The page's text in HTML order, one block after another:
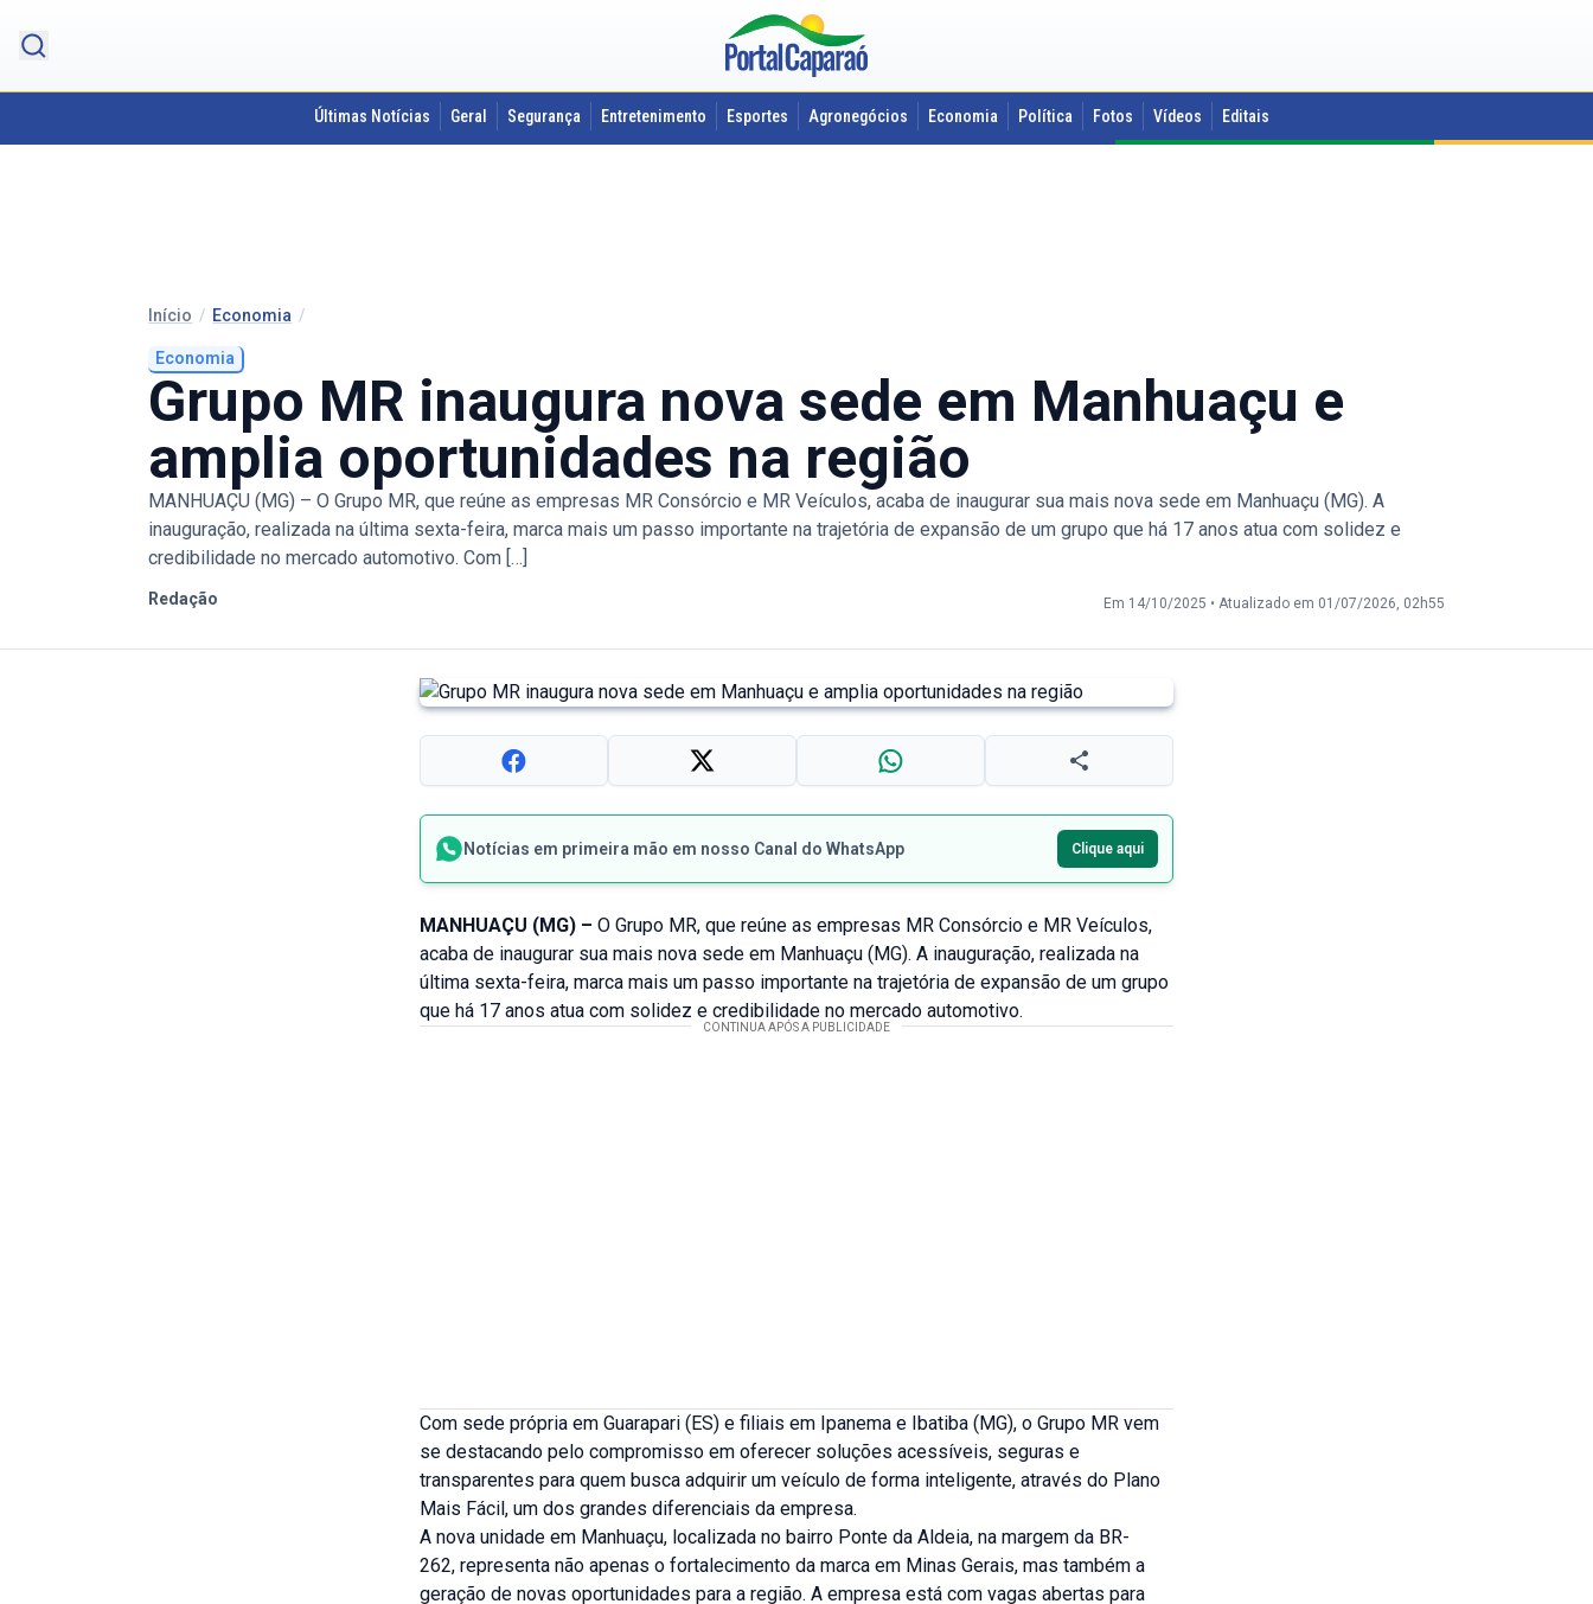
Últimas Notícias Geral Segurança Entretenimento Esportes Agronegócios Economia Política Fotos Vídeos Editais
Início / Economia /
Economia
Grupo MR inaugura nova sede em Manhuaçu e
amplia oportunidades na região
MANHUAÇU (MG) – O Grupo MR, que reúne as empresas MR Consórcio e MR Veículos, acaba de inaugurar sua mais nova sede em Manhuaçu (MG). A
inauguração, realizada na última sexta-feira, marca mais um passo importante na trajetória de expansão de um grupo que há 17 anos atua com solidez e
credibilidade no mercado automotivo. Com […]
Redação Em 14/10/2025 • Atualizado em 01/07/2026, 02h55
Notícias em primeira mão em nosso Canal do WhatsApp Clique aqui
MANHUAÇU (MG) – O Grupo MR, que reúne as empresas MR Consórcio e MR Veículos,
acaba de inaugurar sua mais nova sede em Manhuaçu (MG). A inauguração, realizada na
última sexta-feira, marca mais um passo importante na trajetória de expansão de um grupo
que há 17 anos atua com solidez e credibilidade no mercado automotivo.
Com sede própria em Guarapari (ES) e filiais em Ipanema e Ibatiba (MG), o Grupo MR vem
se destacando pelo compromisso em oferecer soluções acessíveis, seguras e
transparentes para quem busca adquirir um veículo de forma inteligente, através do Plano
Mais Fácil, um dos grandes diferenciais da empresa.
A nova unidade em Manhuaçu, localizada no bairro Ponte da Aldeia, na margem da BR-
262, representa não apenas o fortalecimento da marca em Minas Gerais, mas também a
geração de novas oportunidades para a região. A empresa está com vagas abertas para